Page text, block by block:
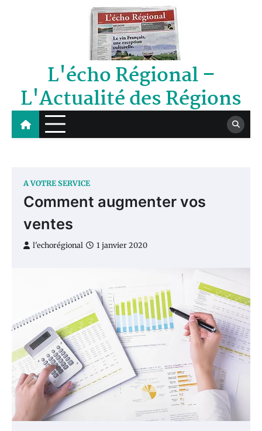
L'écho Régional –
L'Actualité des Régions
A VOTRE SERVICE
Comment augmenter vos
ventes
l'echorégional 1 janvier 2020